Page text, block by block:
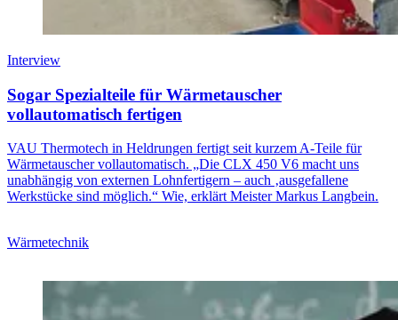
Interview
Sogar Spezialteile für Wärmetauscher
vollautomatisch fertigen
VAU Thermotech in Heldrungen fertigt seit kurzem A-Teile für
Wärmetauscher vollautomatisch. „Die CLX 450 V6 macht uns
unabhängig von externen Lohnfertigern – auch ‚ausgefallene
Werkstücke sind möglich.“ Wie, erklärt Meister Markus Langbein.
Wärmetechnik